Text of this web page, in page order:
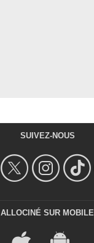
SUIVEZ-NOUS
ALLOCINÉ SUR MOBILE